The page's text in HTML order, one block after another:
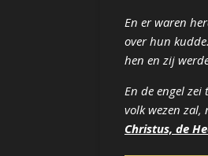
En er waren
over hun
hen en zij
En de engel
volk wezen zal,
Christus, de